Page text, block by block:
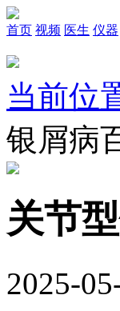
首页 视频 医生 仪器
当前位
银屑病
关节
2025-